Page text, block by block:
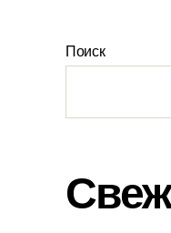
Поиск